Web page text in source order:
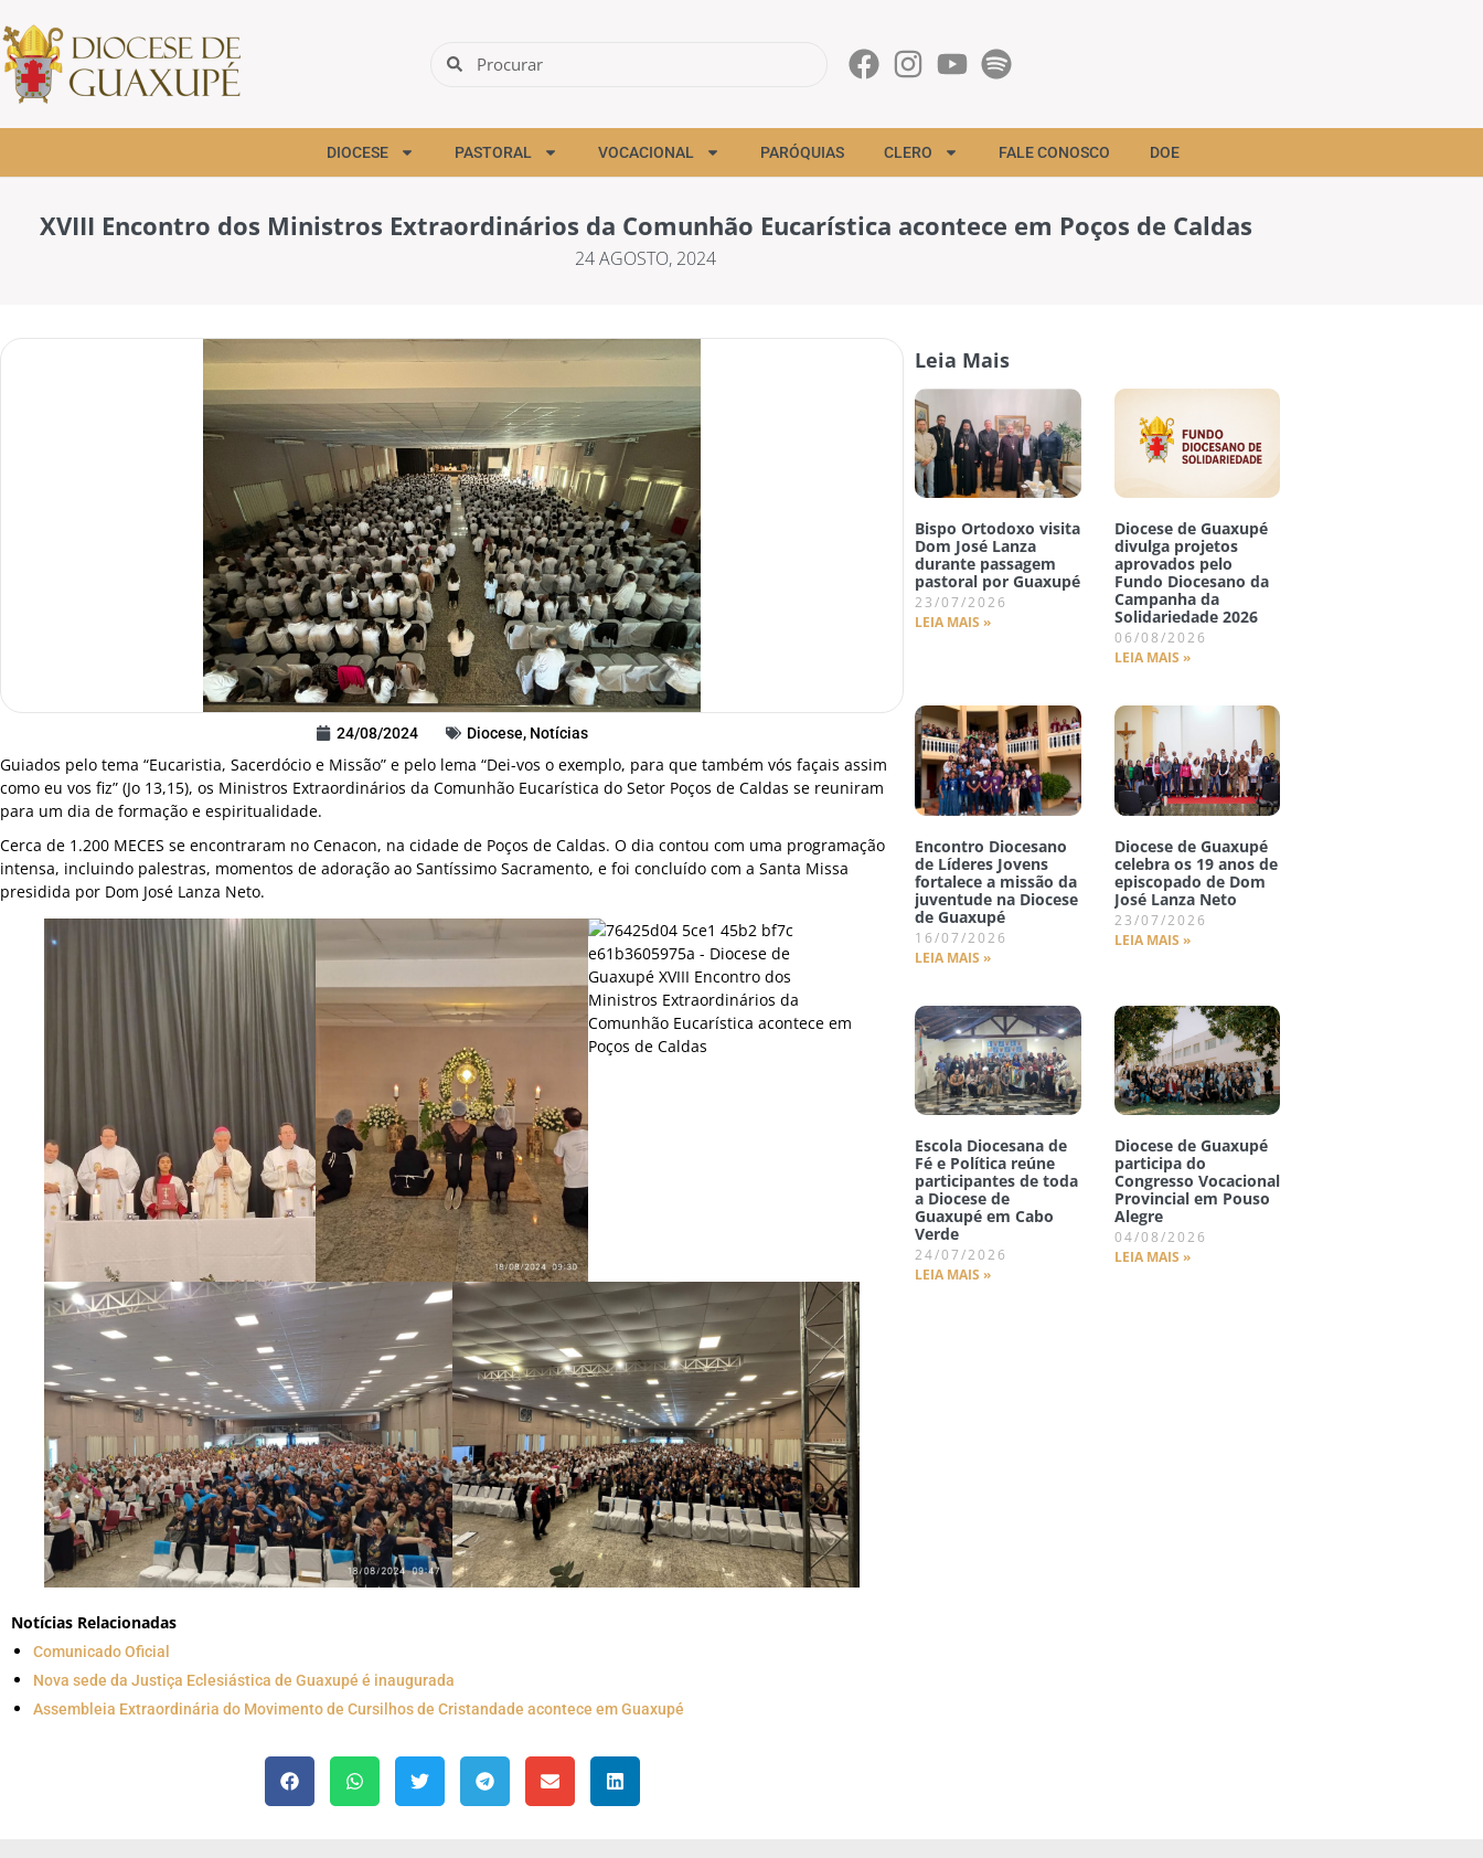
DIOCESE PASTORAL VOCACIONAL PARÓQUIAS CLERO FALE CONOSCO DOE
XVIII Encontro dos Ministros Extraordinários da Comunhão Eucarística acontece em Poços de Caldas
24 AGOSTO, 2024
24/08/2024 Diocese, Notícias
Guiados pelo tema “Eucaristia, Sacerdócio e Missão” e pelo lema “Dei-vos o exemplo, para que também vós façais assim
como eu vos fiz” (Jo 13,15), os Ministros Extraordinários da Comunhão Eucarística do Setor Poços de Caldas se reuniram
para um dia de formação e espiritualidade.
Cerca de 1.200 MECES se encontraram no Cenacon, na cidade de Poços de Caldas. O dia contou com uma programação
intensa, incluindo palestras, momentos de adoração ao Santíssimo Sacramento, e foi concluído com a Santa Missa
presidida por Dom José Lanza Neto.
Notícias Relacionadas
Comunicado Oficial
Nova sede da Justiça Eclesiástica de Guaxupé é inaugurada
Assembleia Extraordinária do Movimento de Cursilhos de Cristandade acontece em Guaxupé
Leia Mais
Bispo Ortodoxo visita
Dom José Lanza
durante passagem
pastoral por Guaxupé
23/07/2026
LEIA MAIS »
Diocese de Guaxupé
divulga projetos
aprovados pelo
Fundo Diocesano da
Campanha da
Solidariedade 2026
06/08/2026
LEIA MAIS »
Encontro Diocesano
de Líderes Jovens
fortalece a missão da
juventude na Diocese
de Guaxupé
16/07/2026
LEIA MAIS »
Diocese de Guaxupé
celebra os 19 anos de
episcopado de Dom
José Lanza Neto
23/07/2026
LEIA MAIS »
Escola Diocesana de
Fé e Política reúne
participantes de toda
a Diocese de
Guaxupé em Cabo
Verde
24/07/2026
LEIA MAIS »
Diocese de Guaxupé
participa do
Congresso Vocacional
Provincial em Pouso
Alegre
04/08/2026
LEIA MAIS »